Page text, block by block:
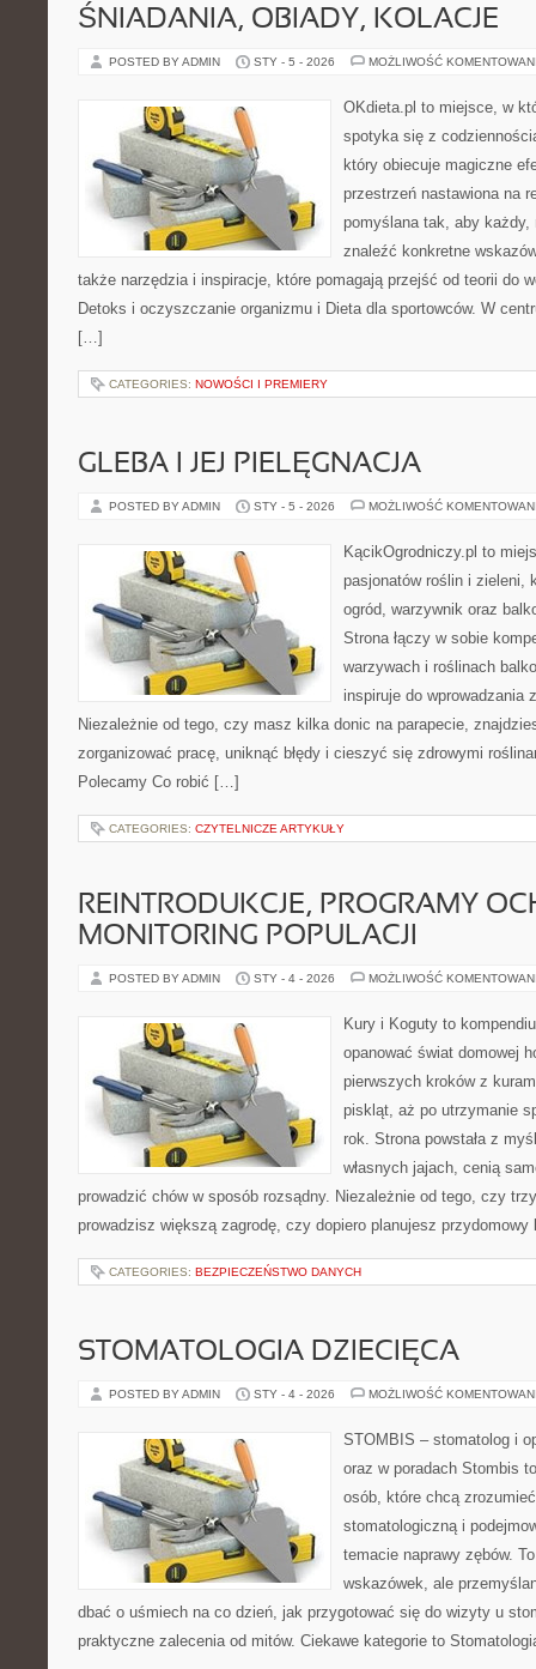
ŚNIADANIA, OBIADY, KOLACJE
POSTED BY ADMIN STY - 5 - 2026 MOŻLIWOŚĆ
OKdieta.pl to miejsce, w
spotyka się z
który obiecuje magiczne
przestrzeń nastawiona na
pomyślana tak, aby każdy,
znaleźć konkretne
także narzędzia i inspiracje, które pomagają przejść od teorii do
Detoks i oczyszczanie organizmu i Dieta dla sportowców. W
[…]
CATEGORIES: NOWOŚCI I PREMIERY
GLEBA I JEJ PIELĘGNACJA
POSTED BY ADMIN STY - 5 - 2026 MOŻLIWOŚĆ
KącikOgrodniczy.pl to
pasjonatów roślin i zieleni,
ogród, warzywnik oraz
Strona łączy w sobie
warzywach i roślinach
inspiruje do wprowadzania
Niezależnie od tego, czy masz kilka donic na parapecie,
zorganizować pracę, uniknąć błędy i cieszyć się zdrowymi
Polecamy Co robić […]
CATEGORIES: CZYTELNICZE ARTYKUŁY
REINTRODUKCJE, PROGRAMY
MONITORING POPULACJI
POSTED BY ADMIN STY - 4 - 2026 MOŻLIWOŚĆ
Kury i Koguty to
opanować świat domowej
pierwszych kroków z
piskląt, aż po utrzymanie
rok. Strona powstała z
własnych jajach, cenią
prowadzić chów w sposób rozsądny. Niezależnie od tego, czy
prowadzisz większą zagrodę, czy dopiero planujesz
CATEGORIES: BEZPIECZEŃSTWO DANYCH
STOMATOLOGIA DZIECIĘCA
POSTED BY ADMIN STY - 4 - 2026 MOŻLIWOŚĆ
STOMBIS – stomatolog i
oraz w poradach Stombis
osób, które chcą
stomatologiczną i
temacie naprawy zębów.
wskazówek, ale
dbać o uśmiech na co dzień, jak przygotować się do wizyty u
praktyczne zalecenia od mitów. Ciekawe kategorie to